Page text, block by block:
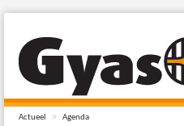
Actueel » Agenda